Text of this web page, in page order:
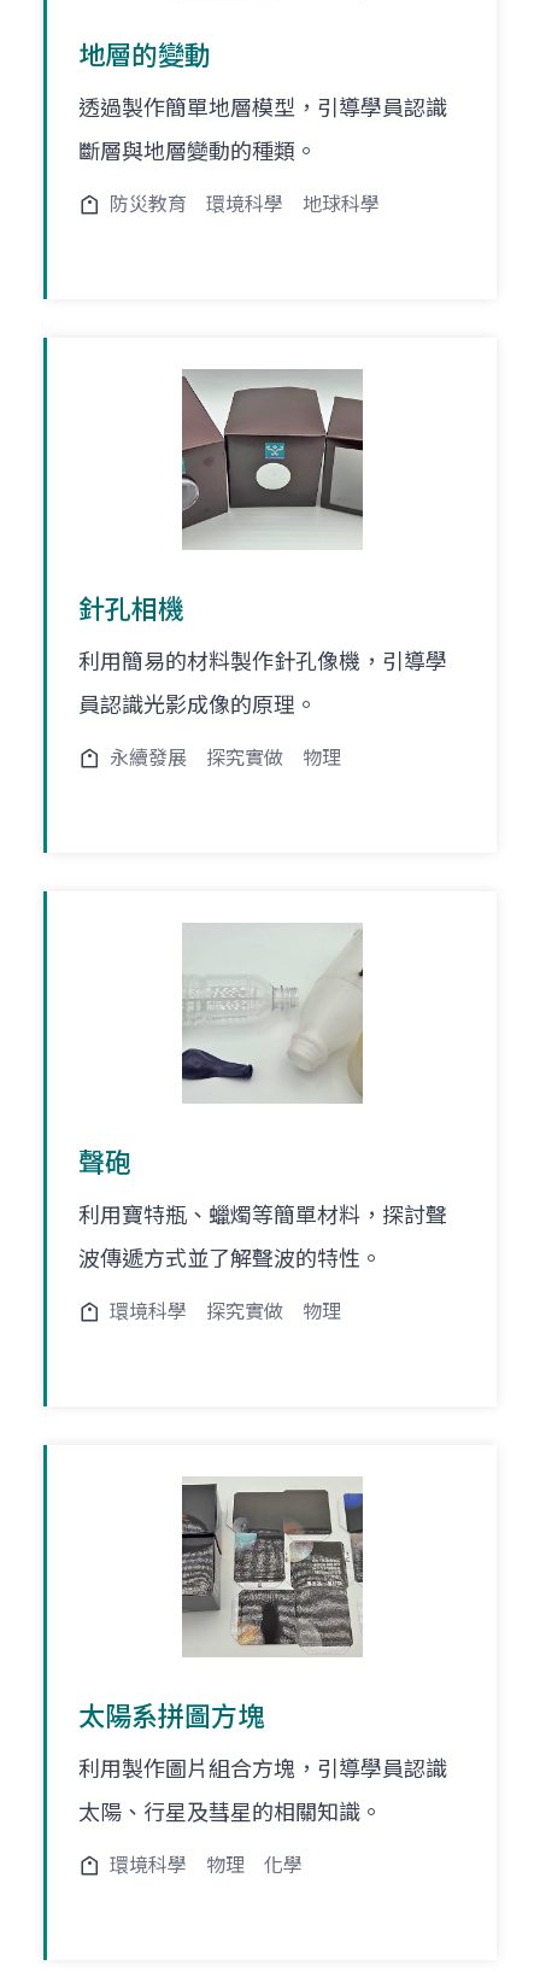
地層的變動
透過製作簡單地層模型，引導學員認識
斷層與地層變動的種類。
防災教育 環境科學 地球科學
針孔相機
利用簡易的材料製作針孔像機，引導學
員認識光影成像的原理。
永續發展 探究實做 物理
聲砲
利用寶特瓶、蠟燭等簡單材料，探討聲
波傳遞方式並了解聲波的特性。
環境科學 探究實做 物理
太陽系拼圖方塊
利用製作圖片組合方塊，引導學員認識
太陽、行星及彗星的相關知識。
環境科學 物理 化學